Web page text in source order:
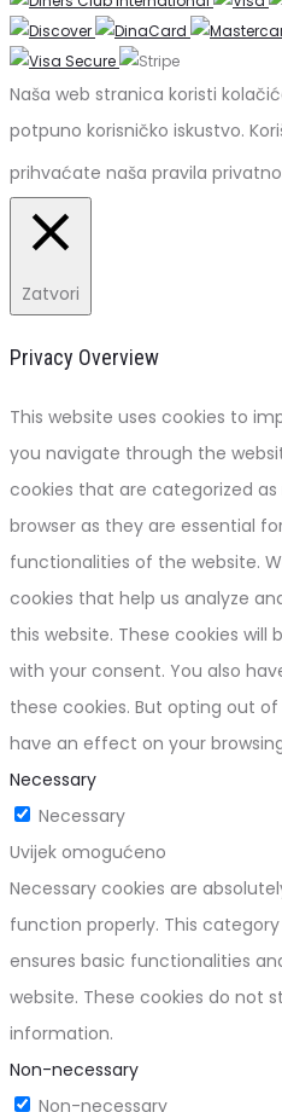
Naša web stranica koristi
potpuno korisničko iskustvo.
prihvaćate naša pravila
Zatvori
Privacy Overview
This website uses cookies to
you navigate through the
cookies that are categorized
browser as they are essential
functionalities of the website.
cookies that help us analyze
this website. These cookies will
with your consent. You also
these cookies. But opting out
have an effect on your
Necessary
Necessary
Uvijek omogućeno
Necessary cookies are
function properly. This
ensures basic functionalities
website. These cookies do not
information.
Non-necessary
Non-necessary